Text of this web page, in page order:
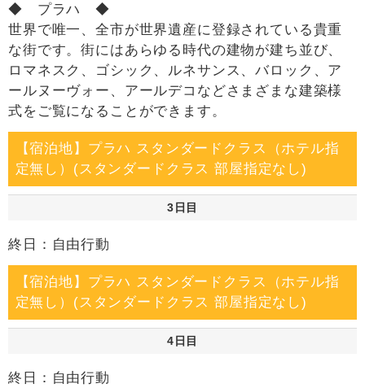
◆ プラハ ◆
世界で唯一、全市が世界遺産に登録されている貴重
な街です。街にはあらゆる時代の建物が建ち並び、
ロマネスク、ゴシック、ルネサンス、バロック、ア
ールヌーヴォー、アールデコなどさまざまな建築様
式をご覧になることができます。
【宿泊地】プラハ スタンダードクラス（ホテル指
定無し）(スタンダードクラス 部屋指定なし)
3日目
終日：自由行動
【宿泊地】プラハ スタンダードクラス（ホテル指
定無し）(スタンダードクラス 部屋指定なし)
4日目
終日：自由行動